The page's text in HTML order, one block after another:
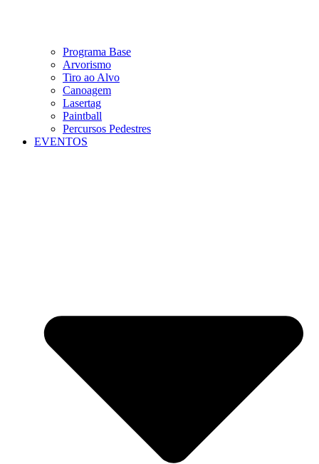
Programa Base
Arvorismo
Tiro ao Alvo
Canoagem
Lasertag
Paintball
Percursos Pedestres
EVENTOS